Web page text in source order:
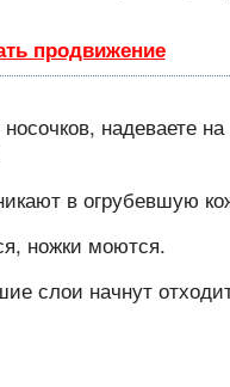
продвижение
надеваете
в огрубевшую
ножки моются.
слои начнут